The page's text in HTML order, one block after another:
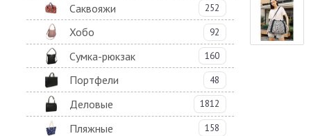
Саквояжи 252
Хобо 92
Сумка-рюкзак 160
Портфели 48
Деловые 1812
Пляжные 158